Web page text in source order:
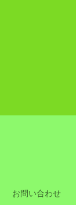
お問い合わせ